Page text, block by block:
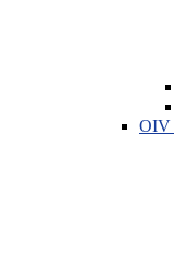
OIV